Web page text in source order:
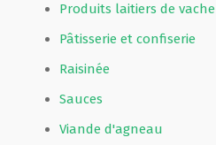
Produits laitiers de vache
Pâtisserie et confiserie
Raisinée
Sauces
Viande d'agneau